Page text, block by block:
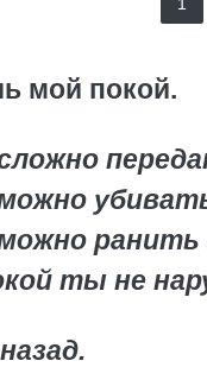
мой покой.
ранить
ты не